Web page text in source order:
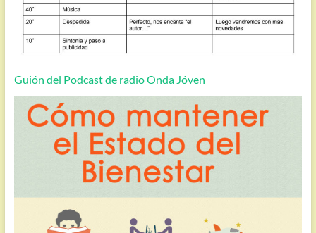
Guión del Podcast de radio Onda Jóven